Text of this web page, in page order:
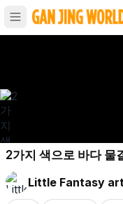
2가지 색으로 바다 물
Little Fantasy